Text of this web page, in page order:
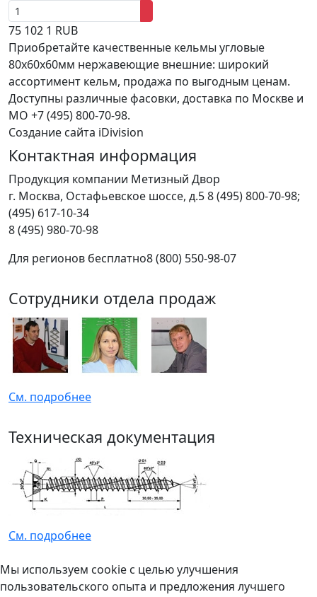
75 102 1 RUB
Приобретайте качественные кельмы угловые
80х60х60мм нержавеющие внешние: широкий
ассортимент кельм, продажа по выгодным ценам.
Доступны различные фасовки, доставка по Москве и
МО +7 (495) 800-70-98.
Создание сайта iDivision
Контактная информация
Продукция компании Метизный Двор
г. Москва, Остафьевское шоссе, д.58 (495) 800-70-98;
(495) 617-10-34
8 (495) 980-70-98
Для регионов бесплатно8 (800) 550-98-07
Сотрудники отдела продаж
См. подробнее
Техническая документация
См. подробнее
Мы используем cookie с целью улучшения
пользовательского опыта и предложения лучшего